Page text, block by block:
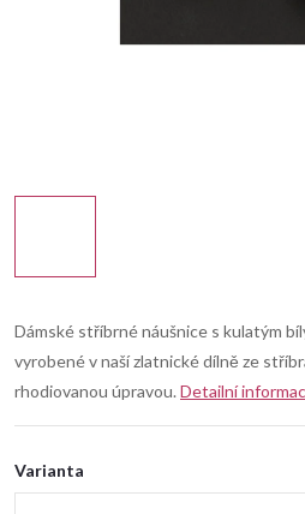
Dámské stříbrné náušnice s kulatým
vyrobené v naší zlatnické dílně ze
rhodiovanou úpravou. Detailní
Varianta